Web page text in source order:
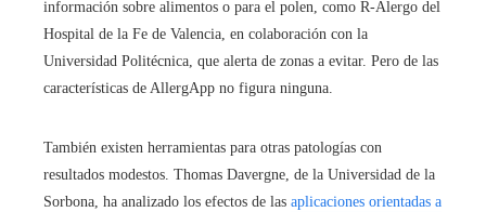
información sobre alimentos o para el polen, como R-Alergo del
Hospital de la Fe de Valencia, en colaboración con la
Universidad Politécnica, que alerta de zonas a evitar. Pero de las
características de AllergApp no figura ninguna.
También existen herramientas para otras patologías con
resultados modestos. Thomas Davergne, de la Universidad de la
Sorbona, ha analizado los efectos de las aplicaciones orientadas a